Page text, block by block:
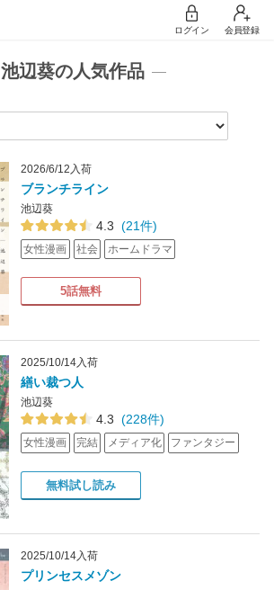
ログイン 会員登録
池辺葵の人気作品
2026/6/12入荷
ブランチライン
池辺葵
4.3 (21件)
女性漫画 社会 ホームドラマ
5話無料
2025/10/14入荷
繕い裁つ人
池辺葵
4.3 (228件)
女性漫画 完結 メディア化 ファンタジー
無料試し読み
2025/10/14入荷
プリンセスメゾン